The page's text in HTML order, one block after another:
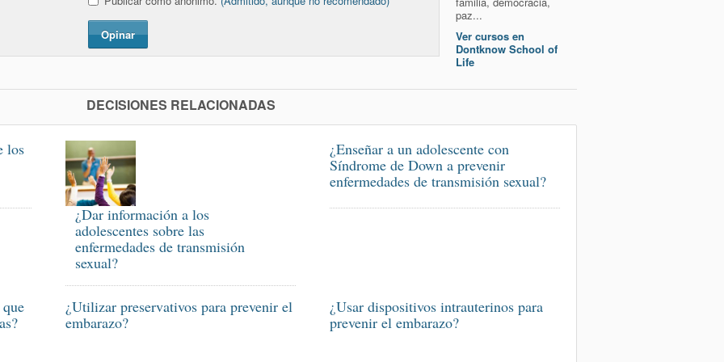
Opinar
paz...
Ver cursos en
Dontknow School of
Life
DECISIONES RELACIONADAS
los
¿Dar información a los
adolescentes sobre las
enfermedades de transmisión
sexual?
¿Enseñar a un adolescente con
Síndrome de Down a prevenir
enfermedades de transmisión sexual?
¿Utilizar preservativos para prevenir el
embarazo?
¿Usar dispositivos intrauterinos para
prevenir el embarazo?